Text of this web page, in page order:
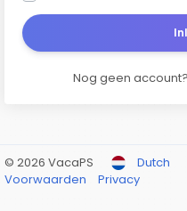
Nog geen account?
© 2026 VacaPS
Dutch
Voorwaarden
Privacy